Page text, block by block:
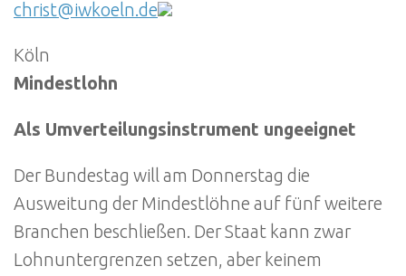
christ@iwkoeln.de
Köln
Mindestlohn
Als Umverteilungsinstrument ungeeignet
Der Bundestag will am Donnerstag die
Ausweitung der Mindestlöhne auf fünf weitere
Branchen beschließen. Der Staat kann zwar
Lohnuntergrenzen setzen, aber keinem